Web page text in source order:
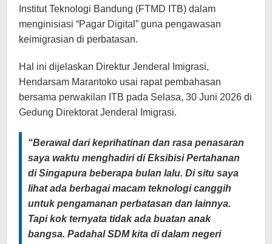
Institut Teknologi Bandung (FTMD ITB) dalam
menginisiasi “Pagar Digital” guna pengawasan
keimigrasian di perbatasan.
Hal ini dijelaskan Direktur Jenderal Imigrasi,
Hendarsam Marantoko usai rapat pembahasan
bersama perwakilan ITB pada Selasa, 30 Juni 2026 di
Gedung Direktorat Jenderal Imigrasi.
“Berawal dari keprihatinan dan rasa penasaran
saya waktu menghadiri di Eksibisi Pertahanan
di Singapura beberapa bulan lalu. Di situ saya
lihat ada berbagai macam teknologi canggih
untuk pengamanan perbatasan dan lainnya.
Tapi kok ternyata tidak ada buatan anak
bangsa. Padahal SDM kita di dalam negeri